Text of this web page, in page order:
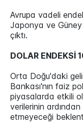
Avrupa vadeli
Japonya ve
çıktı.
DOLAR ENDEKSİ
Orta Doğu'daki
Bankası'nın faiz
piyasalarda etkili
verilerinin
etmeyeceği